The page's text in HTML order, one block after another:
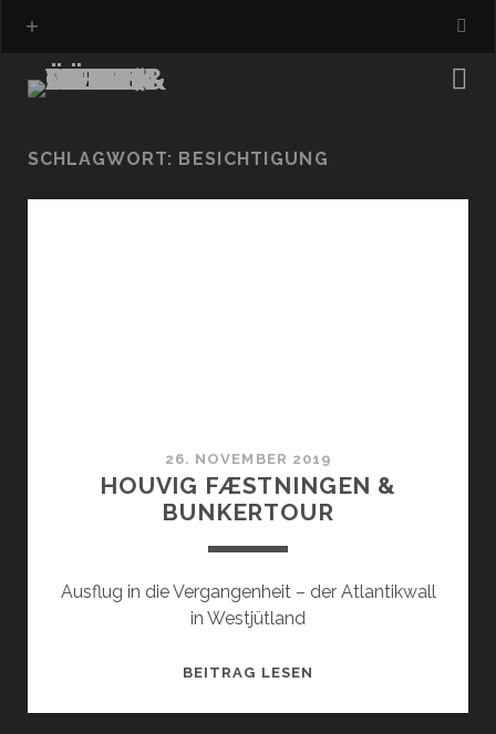
SCHLAGWORT: BESICHTIGUNG
26. NOVEMBER 2019
HOUVIG FÆSTNINGEN &
BUNKERTOUR
Ausflug in die Vergangenheit – der Atlantikwall
in Westjütland
BEITRAG LESEN